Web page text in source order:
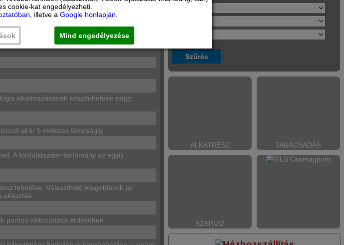
alkalmazásának köszönhetően nagy
akár 5 méteres távolságig.
A fordulatszám–tartomány az egyik
lehetővé. Választható megoldások az
pontos változtatása érdekében.
ALKATRÉSZ TANÁCSADÁS
SZERVIZ
cookie-kat engedélyezheti.
, illetve a Google honlapján
Mind engedélyezése